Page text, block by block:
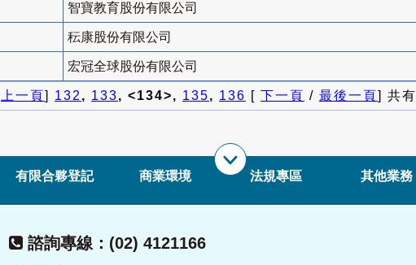
智寶教育股份有限公司
秐康股份有限公司
宏冠全球股份有限公司
上一頁] 132, 133, <134>, 135, 136 [ 下一頁 / 最後一頁] 共有
有限合夥登記 商業環境 法規專區 其他業務
諮詢專線：(02) 4121166